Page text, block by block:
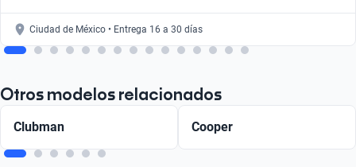
Ciudad de México • Entrega 16 a 30 días
Otros modelos relacionados
Clubman Cooper